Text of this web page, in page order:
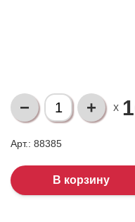
X
Арт.: 88385